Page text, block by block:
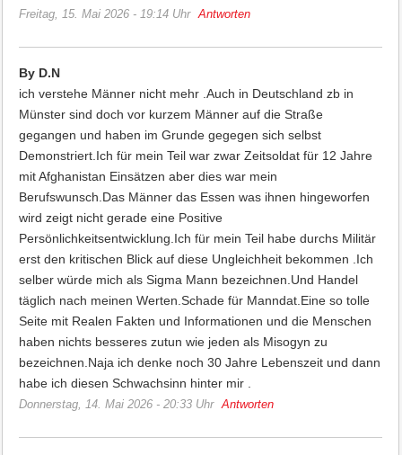
Freitag, 15. Mai 2026 - 19:14 Uhr Antworten
By D.N
ich verstehe Männer nicht mehr .Auch in Deutschland zb in
Münster sind doch vor kurzem Männer auf die Straße
gegangen und haben im Grunde gegegen sich selbst
Demonstriert.Ich für mein Teil war zwar Zeitsoldat für 12 Jahre
mit Afghanistan Einsätzen aber dies war mein
Berufswunsch.Das Männer das Essen was ihnen hingeworfen
wird zeigt nicht gerade eine Positive
Persönlichkeitsentwicklung.Ich für mein Teil habe durchs Militär
erst den kritischen Blick auf diese Ungleichheit bekommen .Ich
selber würde mich als Sigma Mann bezeichnen.Und Handel
täglich nach meinen Werten.Schade für Manndat.Eine so tolle
Seite mit Realen Fakten und Informationen und die Menschen
haben nichts besseres zutun wie jeden als Misogyn zu
bezeichnen.Naja ich denke noch 30 Jahre Lebenszeit und dann
habe ich diesen Schwachsinn hinter mir .
Donnerstag, 14. Mai 2026 - 20:33 Uhr Antworten